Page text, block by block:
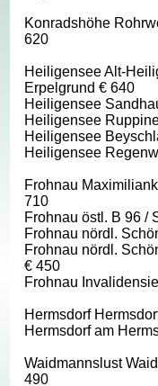
Konradshöhe
620
Heiligensee Alt-
Erpelgrund € 640
Heiligensee
Heiligensee
Heiligensee
Heiligensee
Frohnau
710
Frohnau östl. B 96 /
Frohnau nördl.
Frohnau nördl.
€ 450
Frohnau
Hermsdorf
Hermsdorf am
Waidmannslust
490